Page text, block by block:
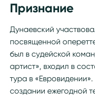
Признание
Дунаевский
посвященной
был в судейской
артист», входил в
тура в
создании ежегодной